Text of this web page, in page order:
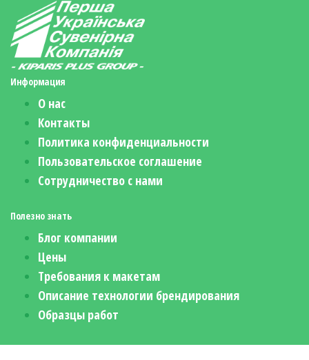
Информация
О нас
Контакты
Политика конфиденциальности
Пользовательское соглашение
Сотрудничество с нами
Полезно знать
Блог компании
Цены
Требования к макетам
Описание технологии брендирования
Образцы работ